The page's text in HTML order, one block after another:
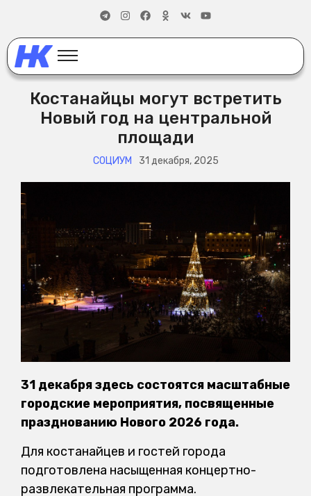
Костанайцы могут встретить
Новый год на центральной
площади
СОЦИУМ 31 декабря, 2025
31 декабря здесь состоятся масштабные
городские мероприятия, посвященные
празднованию Нового 2026 года.
Для костанайцев и гостей города
подготовлена насыщенная концертно-
развлекательная программа.